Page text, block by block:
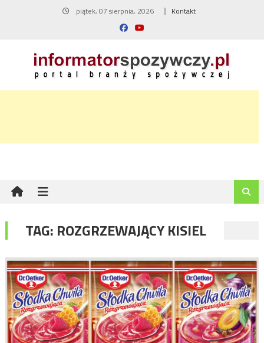
piątek, 07 sierpnia, 2026 Kontakt
TAG: ROZGRZEWAJĄCY KISIEL